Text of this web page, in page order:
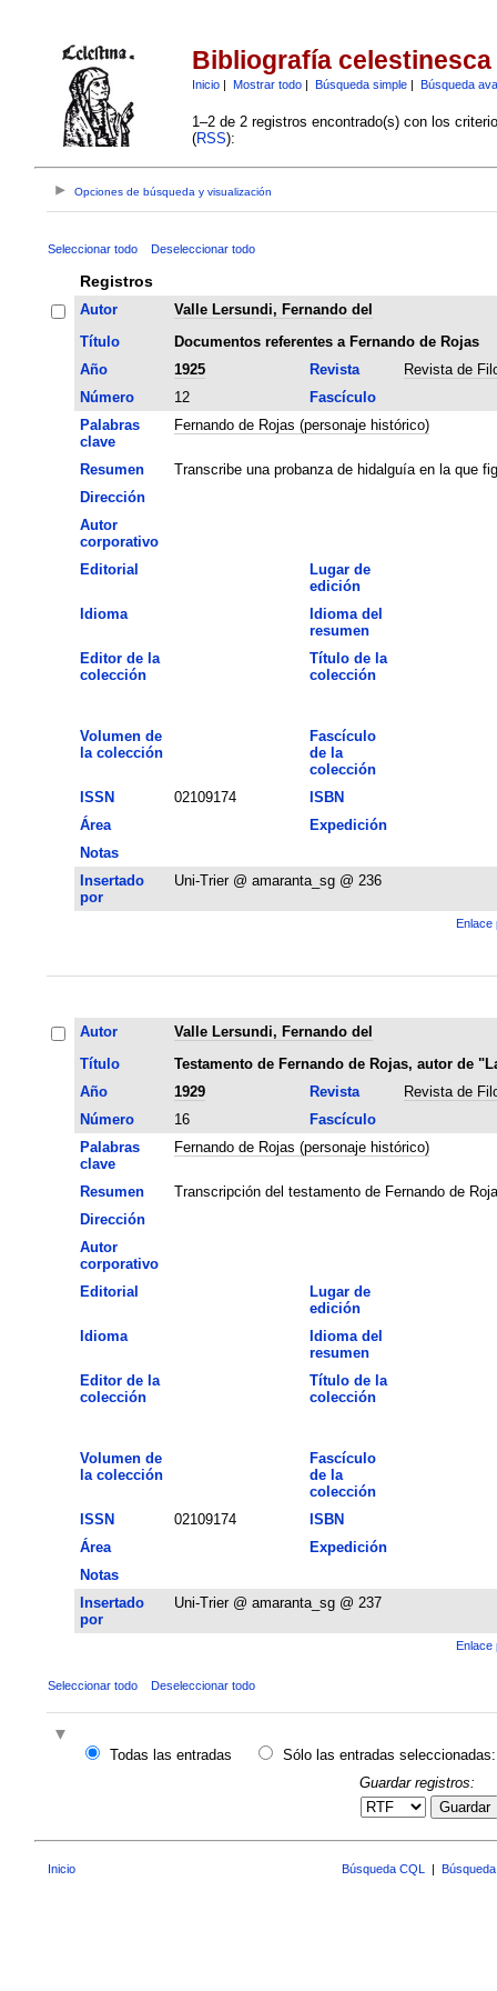
Bibliografía celestinesca
Inicio| Mostrar todo| Búsqueda simple| Búsqueda
1–2 de 2 registros encontrado(s) con los
(RSS):
Opciones de búsqueda y visualización
Seleccionar todo Deseleccionar todo
Registros
Autor
Valle Lersundi, Fernando del
Título
Documentos referentes a Fernando de Rojas
Año
1925 Revista
Revista de
Número
12
Fascículo
Palabras
clave
Fernando de Rojas (personaje histórico)
Resumen
Transcribe una probanza de hidalguía en la que
Dirección
Autor
corporativo
Editorial
Lugar de
edición
Idioma
Idioma del
resumen
Editor de la
colección
Título de la
colección
Volumen de
la colección
Fascículo
de la
colección
ISSN
02109174
ISBN
Área
Expedición
Notas
Insertado
por
Uni-Trier @ amaranta_sg @ 236
Enlace
Autor
Valle Lersundi, Fernando del
Título
Testamento de Fernando de Rojas, autor de
Año
1929 Revista
Revista de
Número
16
Fascículo
Palabras
clave
Fernando de Rojas (personaje histórico)
Resumen
Transcripción del testamento de Fernando de
Dirección
Autor
corporativo
Editorial
Lugar de
edición
Idioma
Idioma del
resumen
Editor de la
colección
Título de la
colección
Volumen de
la colección
Fascículo
de la
colección
ISSN
02109174
ISBN
Área
Expedición
Notas
Insertado
por
Uni-Trier @ amaranta_sg @ 237
Enlace
Seleccionar todo Deseleccionar todo
Todas las entradas
Sólo las entradas seleccionadas:
Guardar registros:
Guardar
Inicio Búsqueda CQL